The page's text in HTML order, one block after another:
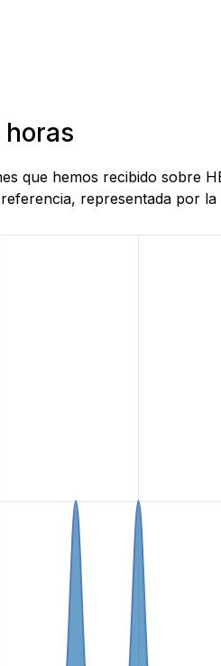
que hemos recibido
representada por la